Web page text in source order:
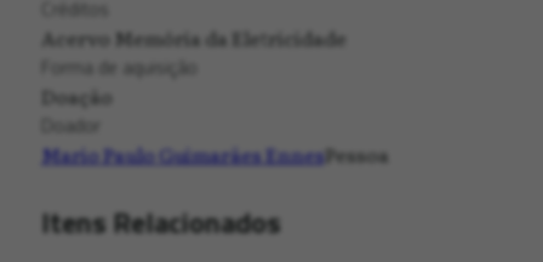
Créditos
Acervo Memória da Eletricidade
Forma de aquisição
Doação
Doador
Mario Paulo Guimarães EnnesPessoa
Itens Relacionados